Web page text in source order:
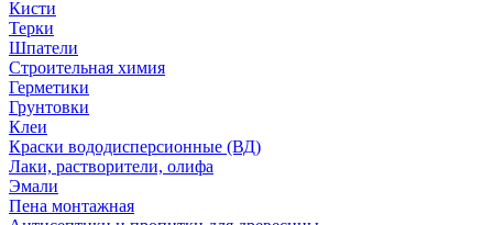
Кисти
Терки
Шпатели
Строительная химия
Герметики
Грунтовки
Клеи
Краски вододисперсионные (ВД)
Лаки, растворители, олифа
Эмали
Пена монтажная